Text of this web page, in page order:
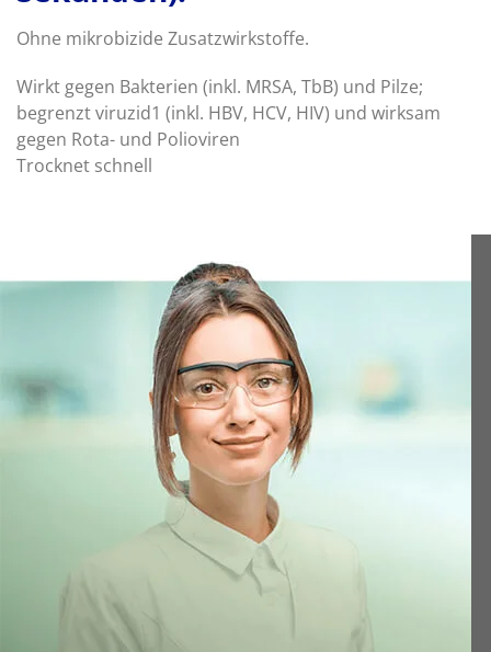
Ohne mikrobizide Zusatzwirkstoffe.
Wirkt gegen Bakterien (inkl. MRSA, TbB) und Pilze;
begrenzt viruzid1 (inkl. HBV, HCV, HIV) und wirksam
gegen Rota- und Polioviren
Trocknet schnell